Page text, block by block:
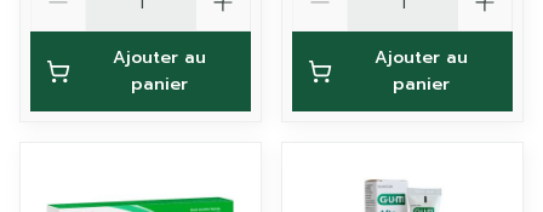
Ajouter au
panier
Ajouter au
panier